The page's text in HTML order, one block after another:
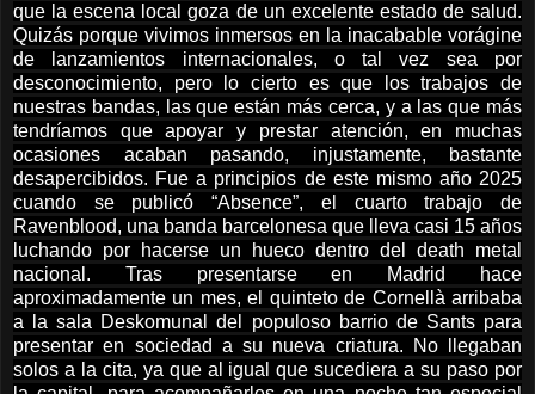
que la escena local goza de un excelente estado de salud.
Quizás porque vivimos inmersos en la inacabable vorágine
de lanzamientos internacionales, o tal vez sea por
desconocimiento, pero lo cierto es que los trabajos de
nuestras bandas, las que están más cerca, y a las que más
tendríamos que apoyar y prestar atención, en muchas
ocasiones acaban pasando, injustamente, bastante
desapercibidos. Fue a principios de este mismo año 2025
cuando se publicó “Absence”, el cuarto trabajo de
Ravenblood, una banda barcelonesa que lleva casi 15 años
luchando por hacerse un hueco dentro del death metal
nacional. Tras presentarse en Madrid hace
aproximadamente un mes, el quinteto de Cornellà arribaba
a la sala Deskomunal del populoso barrio de Sants para
presentar en sociedad a su nueva criatura. No llegaban
solos a la cita, ya que al igual que sucediera a su paso por